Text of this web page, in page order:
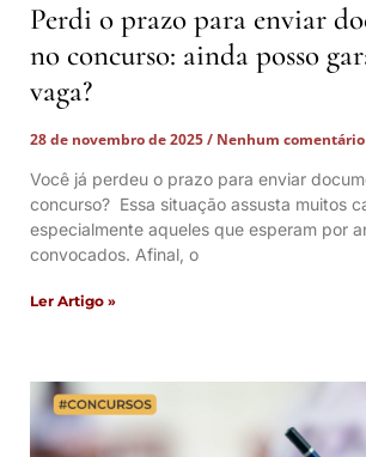
Perdi o prazo para enviar
no concurso: ainda posso
vaga?
28 de novembro de 2025
Nenhum comentário
Você já perdeu o prazo para enviar
concurso? Essa situação assusta muitos
especialmente aqueles que esperam por
convocados. Afinal, o
Ler Artigo »